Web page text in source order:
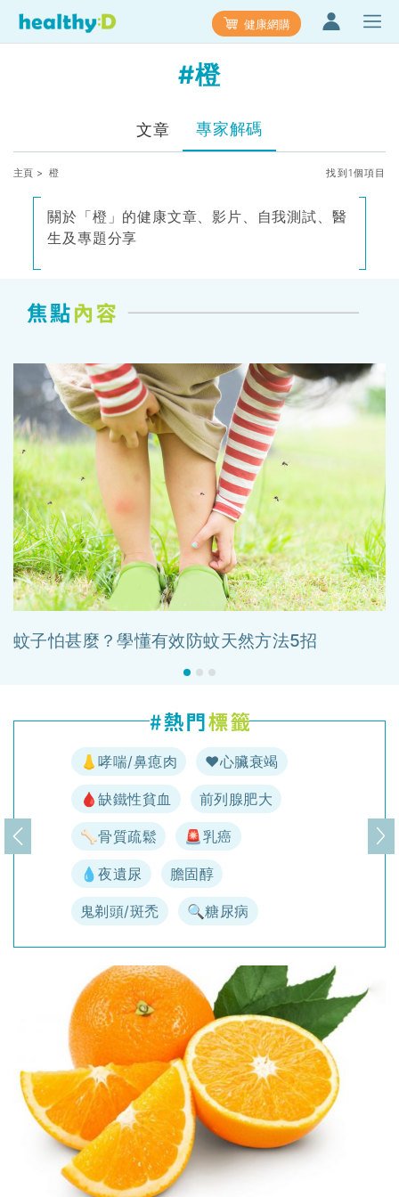
健康網購
#橙
文章 專家解碼
主頁 > 橙 找到1個項目
關於「橙」的健康文章、影片、自我測試、醫
生及專題分享
蚊子怕甚麼？學懂有效防蚊天然方法5招
👃哮喘/鼻瘜肉 ♥️心臟衰竭
🩸缺鐵性貧血 前列腺肥大
🦴骨質疏鬆 🚨乳癌
💧夜遺尿 膽固醇
鬼剃頭/斑禿 🔍糖尿病
上一頁 下